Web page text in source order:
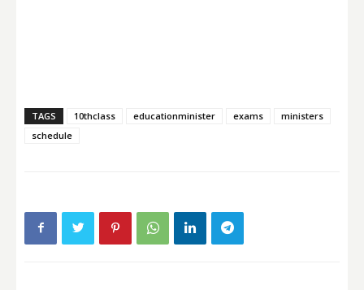
TAGS 10thclass educationminister exams
ministers
schedule